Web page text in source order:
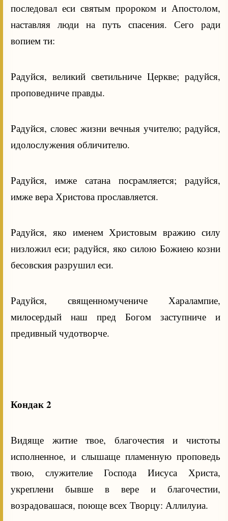
последовал еси святым пророком и Апостолом,
наставляя люди на путь спасения. Сего ради
вопием ти:
Радуйся, великий светильниче Церкве; радуйся,
проповедниче правды.
Радуйся, словес жизни вечныя учителю; радуйся,
идолослужения обличителю.
Радуйся, имже сатана посрамляется; радуйся,
имже вера Христова прославляется.
Радуйся, яко именем Христовым вражию силу
низложил еси; радуйся, яко силою Божиею козни
бесовския разрушил еси.
Радуйся, священномучениче Харалампие,
милосердый наш пред Богом заступниче и
предивный чудотворче.
Кондак 2
Видяще житие твое, благочестия и чистоты
исполненное, и слышаще пламенную проповедь
твою, служителие Господа Иисуса Христа,
укреплени бывше в вере и благочестии,
возрадовашася, поюще всех Творцу: Аллилуиа.